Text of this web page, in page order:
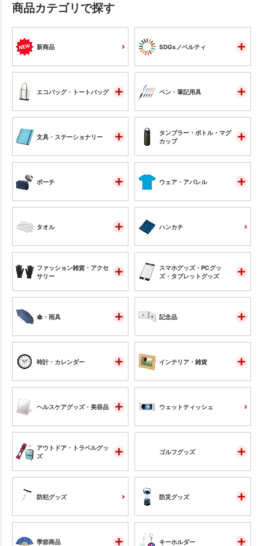
商品カテゴリで探す
新商品 SDGsノベルティ
エコバッグ・トートバッグ ペン・筆記用具
文具・ステーショナリー
タンブラー・ボトル・マグ
カップ
ポーチ ウェア・アパレル
タオル ハンカチ
ファッション雑貨・アクセ
サリー
スマホグッズ・PCグッ
ズ・タブレットグッズ
傘・雨具 記念品
時計・カレンダー インテリア・雑貨
ヘルスケアグッズ・美容品 ウェットティッシュ
アウトドア・トラベルグッ
ズ
ゴルフグッズ
防犯グッズ 防災グッズ
季節商品 キーホルダー